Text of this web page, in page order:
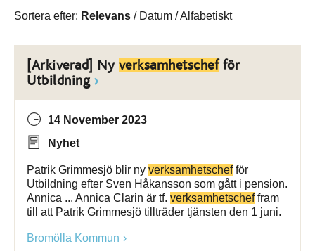
Sortera efter: Relevans / Datum /Alfabetiskt
[Arkiverad] Ny verksamhetschefför
Utbildning
14 November 2023
Nyhet
Patrik Grimmesjö blir ny verksamhetschefför
Utbildning efter Sven Håkansson som gått i pension.
Annica ... Annica Clarin är tf. verksamhetscheffram
till att Patrik Grimmesjö tillträder tjänsten den 1 juni.
Bromölla Kommun